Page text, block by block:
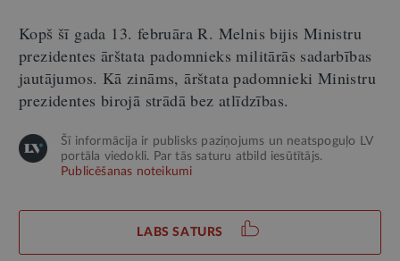
Kopš šī gada 13. februāra R. Melnis bijis Ministru
prezidentes ārštata padomnieks militārās sadarbības
jautājumos. Kā zināms, ārštata padomnieki Ministru
prezidentes birojā strādā bez atlīdzības.
Šī informācija ir publisks paziņojums un neatspoguļo LV
portāla viedokli. Par tās saturu atbild iesūtītājs.
Publicēšanas noteikumi
LABS SATURS